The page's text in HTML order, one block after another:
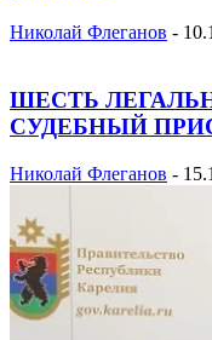
Николай Флеганов -
ШЕСТЬ
СУДЕБНЫЙ
Николай Флеганов -